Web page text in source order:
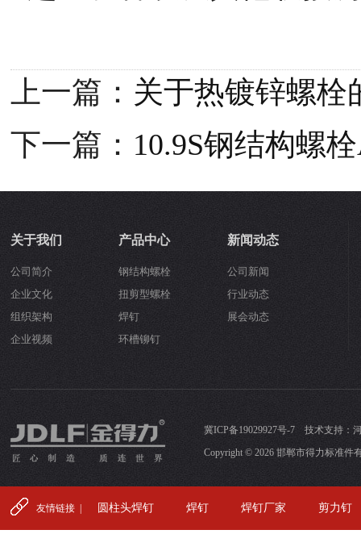
上一篇： 关于热镀锌螺栓
下一篇： 10.9S钢结构螺
关于我们
公司简介
企业文化
组织架构
企业视频
产品中心
钢结构螺栓
扭剪型螺栓
焊钉
环槽铆钉
新闻动态
公司新闻
行业动态
展会动态
冀ICP备19029927号-7 技术支持：
Copyright © 2026 邯郸市得力标准件
友情链接 | 圆柱头焊钉 焊钉 焊钉厂家 剪力钉